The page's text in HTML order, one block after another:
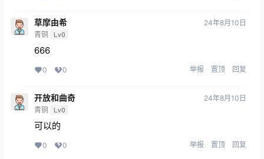
草摩由希
青铜 Lv0
24年8月10日
666
0 0 举报 置顶 回复
开放和曲奇
青铜 Lv0
24年8月10日
可以的
0 0 举报 置顶 回复